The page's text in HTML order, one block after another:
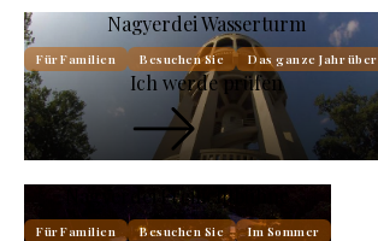
Nagyerdei Wasserturm
Für Familien Besuchen Sie Das ganze Jahr über
Ich werde prüfen
Nagyerdei Freilichtbühne
Für Familien Besuchen Sie Im Sommer